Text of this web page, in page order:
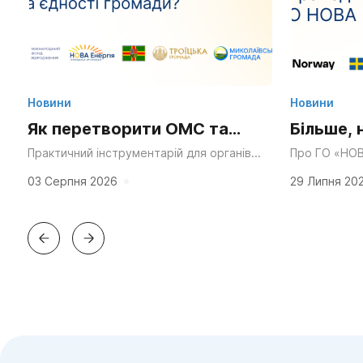
Новини
Як перетворити ОМС та
Статут громади на
суперсилу для згуртування
Практичний інструментарій для органів
організацій та активних мешканців.
«Мальовнича природа», «працьовиті
03 Серпня 2026
Новини
Більше,
та
у
Про ГО
29 Липня